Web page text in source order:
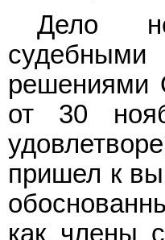
Дело
решениями
от 30
пришел к
как члены